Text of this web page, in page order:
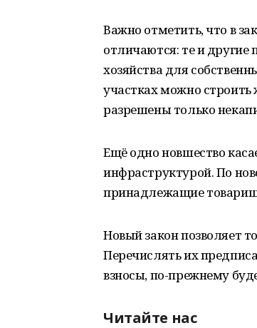
Важно отметить, что в
отличаются: те и другие
хозяйства для
участках можно
разрешены только
Ещё одно новшество
инфраструктурой. По
принадлежащие
Новый закон позволяет
Перечислять их
взносы, по-прежнему
Читайте нас